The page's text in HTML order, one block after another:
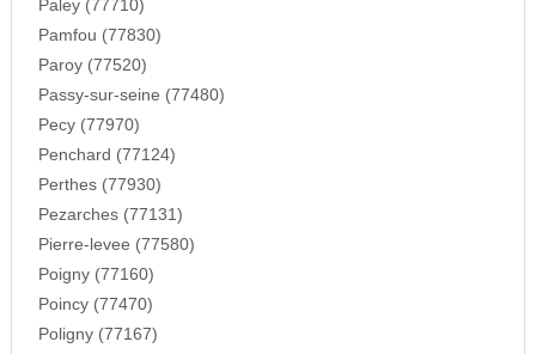
Paley (77710)
Pamfou (77830)
Paroy (77520)
Passy-sur-seine (77480)
Pecy (77970)
Penchard (77124)
Perthes (77930)
Pezarches (77131)
Pierre-levee (77580)
Poigny (77160)
Poincy (77470)
Poligny (77167)